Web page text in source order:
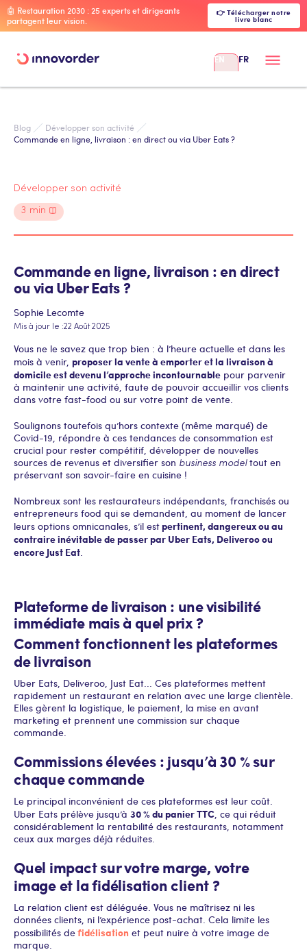
🤖 Restauration 2030 : 25 experts et dirigeants
partagent leur vision.
👉 Télécharger notre
livre blanc
EN FR
Blog
Développer son activité
Commande en ligne, livraison : en direct ou via Uber Eats ?
Développer son activité
3 min
Commande en ligne, livraison : en direct
ou via Uber Eats ?
Sophie Lecomte
Mis à jour le :22 Août 2025
Vous ne le savez que trop bien : à l’heure actuelle et dans les
mois à venir, proposer la vente à emporter et la livraison à
domicile est devenu l’approche incontournable pour parvenir
à maintenir une activité, faute de pouvoir accueillir vos clients
dans votre fast-food ou sur votre point de vente.
Soulignons toutefois qu’hors contexte (même marqué) de
Covid-19, répondre à ces tendances de consommation est
crucial pour rester compétitif, développer de nouvelles
sources de revenus et diversifier son business modeltout en
préservant son savoir-faire en cuisine !
Nombreux sont les restaurateurs indépendants, franchisés ou
entrepreneurs food qui se demandent, au moment de lancer
leurs options omnicanales, s’il estpertinent, dangereux ou au
contraire inévitable de passer par Uber Eats, Deliveroo ou
encore Just Eat.
Plateforme de livraison : une visibilité
immédiate mais à quel prix ?
Comment fonctionnent les plateformes
de livraison
Uber Eats, Deliveroo, Just Eat... Ces plateformes mettent
rapidement un restaurant en relation avec une large clientèle.
Elles gèrent la logistique, le paiement, la mise en avant
marketing et prennent une commission sur chaque
commande.
Commissions élevées : jusqu’à 30 % sur
chaque commande
Le principal inconvénient de ces plateformes est leur coût.
Uber Eats prélève jusqu’à 30 % du panier TTC, ce qui réduit
considérablement la rentabilité des restaurants, notamment
ceux aux marges déjà réduites.
Quel impact sur votre marge, votre
image et la fidélisation client ?
La relation client est déléguée. Vous ne maîtrisez ni les
données clients, ni l’expérience post-achat. Cela limite les
possibilités defidélisation et peut nuire à votre image de
marque.